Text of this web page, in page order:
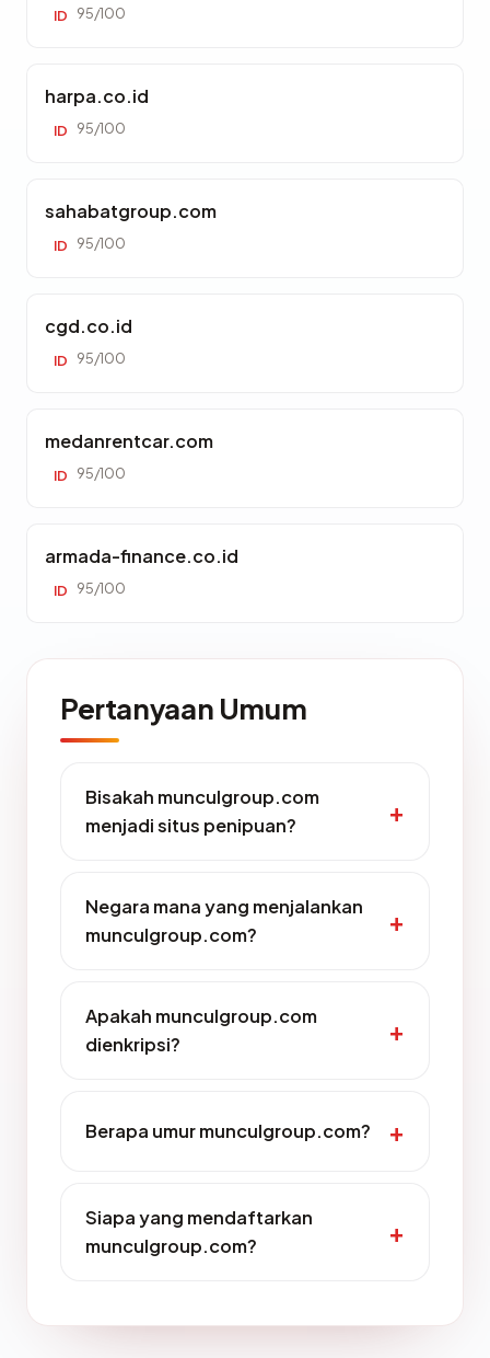
ID 95/100
harpa.co.id
ID 95/100
sahabatgroup.com
ID 95/100
cgd.co.id
ID 95/100
medanrentcar.com
ID 95/100
armada-finance.co.id
ID 95/100
Pertanyaan Umum
Bisakah munculgroup.com
menjadi situs penipuan?
Negara mana yang menjalankan
munculgroup.com?
Apakah munculgroup.com
dienkripsi?
Berapa umur munculgroup.com?
Siapa yang mendaftarkan
munculgroup.com?